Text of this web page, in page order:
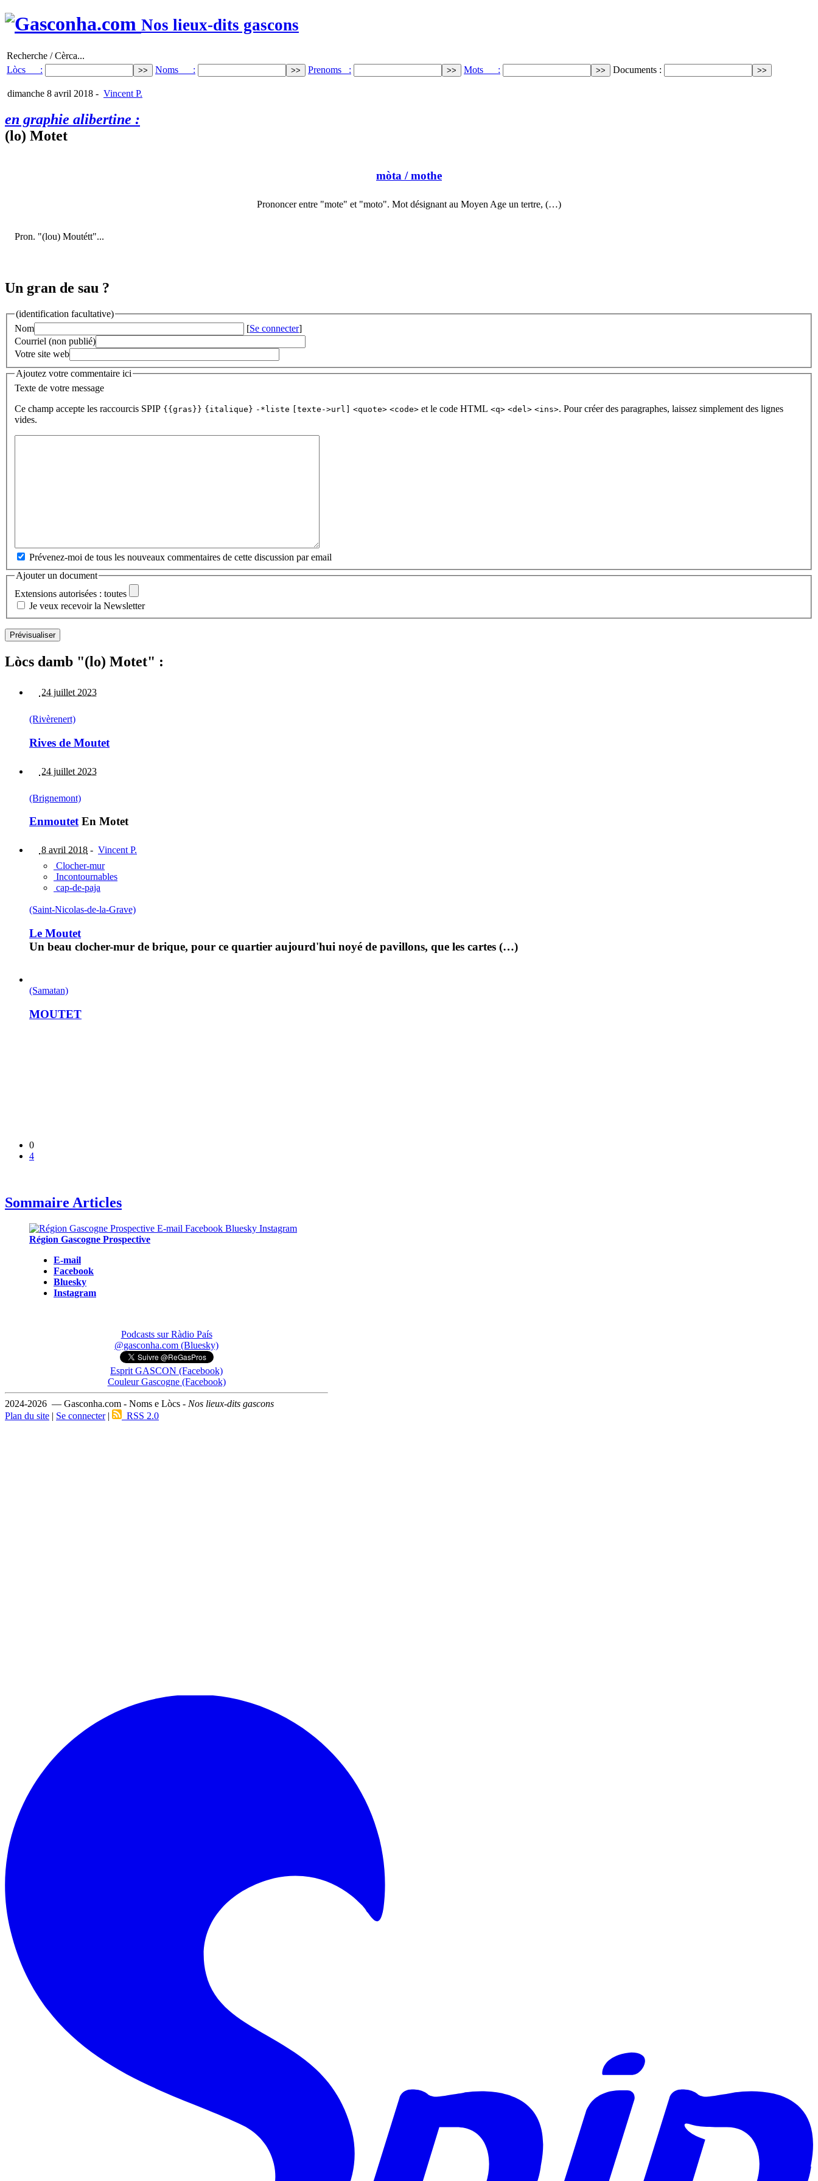
Nos lieux-dits gascons
Recherche / Cèrca...
Lòcs :
Noms : Prenoms : Mots : Documents :
dimanche 8 avril 2018 - Vincent P.
en graphie alibertine :
(lo) Motet
mòta / mothe
Prononcer entre "mote" et "moto". Mot désignant au Moyen Age un tertre, (…)
Pron. "(lou) Moutétt"...
Un gran de sau ?
(identification facultative)
Nom
[Se connecter]
Courriel (non publié)
Votre site web
Ajoutez votre commentaire ici
Texte de votre message
Ce champ accepte les raccourcis SPIP {{gras}} {italique} -*liste [texte->url] <quote> <code> et le code HTML <q> <del> <ins>. Pour créer des paragraphes, laissez simplement des lignes
vides.
Prévenez-moi de tous les nouveaux commentaires de cette discussion par email
Ajouter un document
Extensions autorisées : toutes
Je veux recevoir la Newsletter
Lòcs damb "(lo) Motet" :
24 juillet 2023
(Rivèrenert)
Rives de Moutet
24 juillet 2023
(Brignemont)
EnmoutetEn Motet
8 avril 2018 - Vincent P.
Clocher-mur
Incontournables
cap-de-paja
(Saint-Nicolas-de-la-Grave)
Le Moutet
Un beau clocher-mur de brique, pour ce quartier aujourd'hui noyé de pavillons, que les cartes (…)
(Samatan)
MOUTET
0
4
Sommaire Articles
Région Gascogne Prospective
E-mail
Facebook
Bluesky
Instagram
Podcasts sur Ràdio País
@gasconha.com (Bluesky)
Esprit GASCON (Facebook)
Couleur Gascogne (Facebook)
2024-2026 — Gasconha.com - Noms e Lòcs - Nos lieux-dits gascons
Plan du site | Se connecter| RSS 2.0